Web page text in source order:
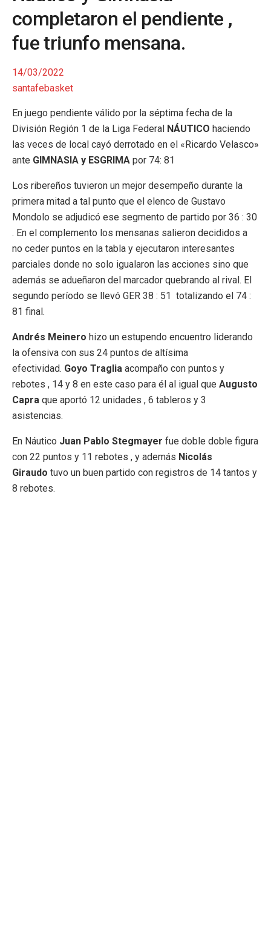
completaron el pendiente ,
fue triunfo mensana.
14/03/2022
santafebasket
En juego pendiente válido por la séptima fecha de la
División Región 1 de la Liga Federal NÁUTICO haciendo
las veces de local cayó derrotado en el «Ricardo Velasco»
ante GIMNASIA y ESGRIMA por 74: 81
Los ribereños tuvieron un mejor desempeño durante la
primera mitad a tal punto que el elenco de Gustavo
Mondolo se adjudicó ese segmento de partido por 36 : 30
. En el complemento los mensanas salieron decididos a
no ceder puntos en la tabla y ejecutaron interesantes
parciales donde no solo igualaron las acciones sino que
además se adueñaron del marcador quebrando al rival. El
segundo período se llevó GER 38 : 51 totalizando el 74 :
81 final.
Andrés Meinero hizo un estupendo encuentro liderando
la ofensiva con sus 24 puntos de altísima
efectividad. Goyo Traglia acompaño con puntos y
rebotes , 14 y 8 en este caso para él al igual que Augusto
Capra que aportó 12 unidades , 6 tableros y 3
asistencias.
En Náutico Juan Pablo Stegmayer fue doble doble figura
con 22 puntos y 11 rebotes , y además Nicolás
Giraudo tuvo un buen partido con registros de 14 tantos y
8 rebotes.